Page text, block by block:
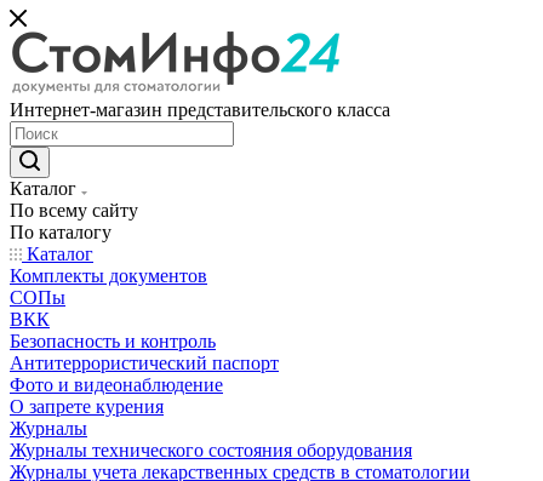
Интернет-магазин представительского класса
Каталог
По всему сайту
По каталогу
Каталог
Комплекты документов
СОПы
ВКК
Безопасность и контроль
Антитеррористический паспорт
Фото и видеонаблюдение
О запрете курения
Журналы
Журналы технического состояния оборудования
Журналы учета лекарственных средств в стоматологии